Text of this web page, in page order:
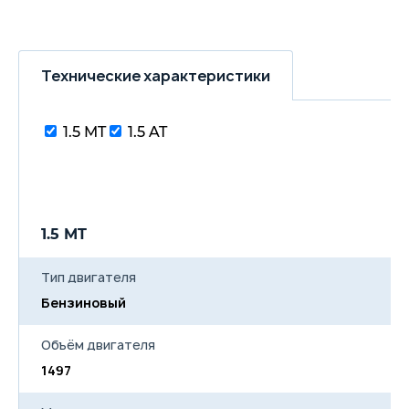
Технические характеристики
1.5 MT 1.5 AT
1.5 MT
Тип двигателя
Бензиновый
Объём двигателя
1497